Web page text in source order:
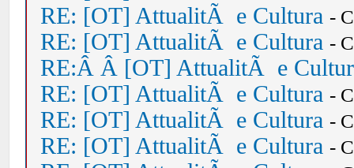
RE: [OT] AttualitÃ e Cultura -
RE: [OT] AttualitÃ e Cultura -
RE:Â Â [OT] AttualitÃ e
RE: [OT] AttualitÃ e Cultura -
RE: [OT] AttualitÃ e Cultura -
RE: [OT] AttualitÃ e Cultura -